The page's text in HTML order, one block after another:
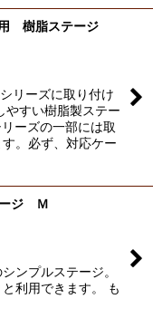
用 樹脂ステージ
リーズに取り付け
やすい樹脂製ステー
ーズの一部には取
。必ず、対応ケー
ジ Ｍ
ンプルステージ。
利用できます。 も